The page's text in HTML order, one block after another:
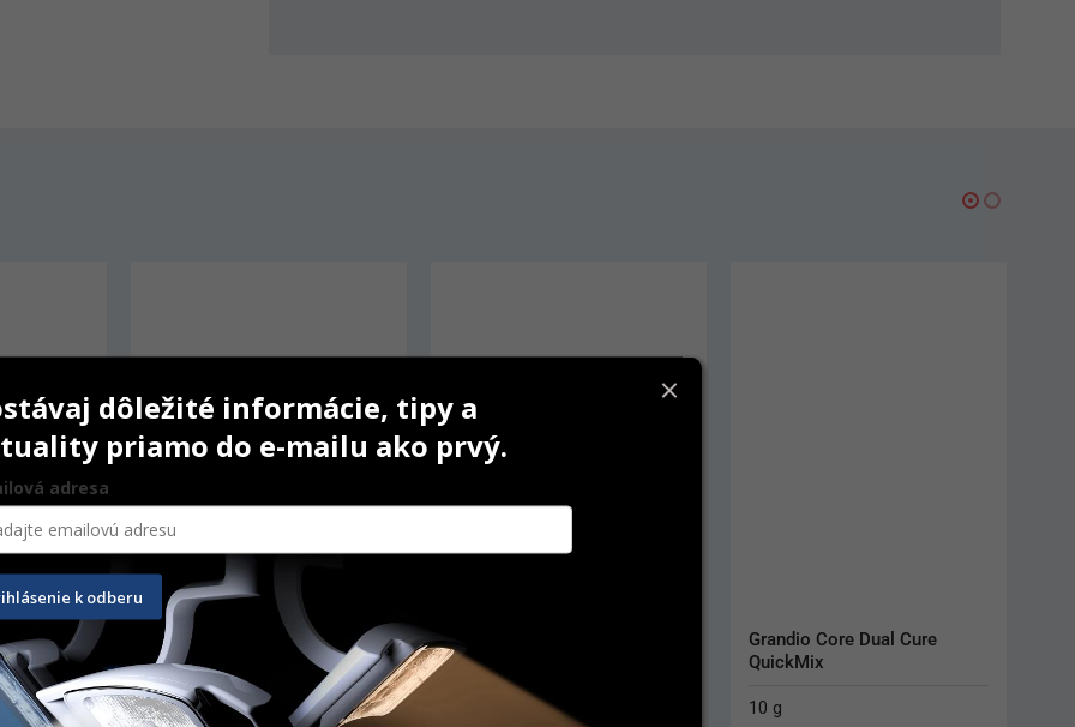
GuttaFusion for Reciproc Blue
30 ks
30 ks
Grandio Core Dual Cure
QuickMix
10 g
dôležité informácie, tipy a
priamo do e-mailu ako prvý.
adresa
k odberu